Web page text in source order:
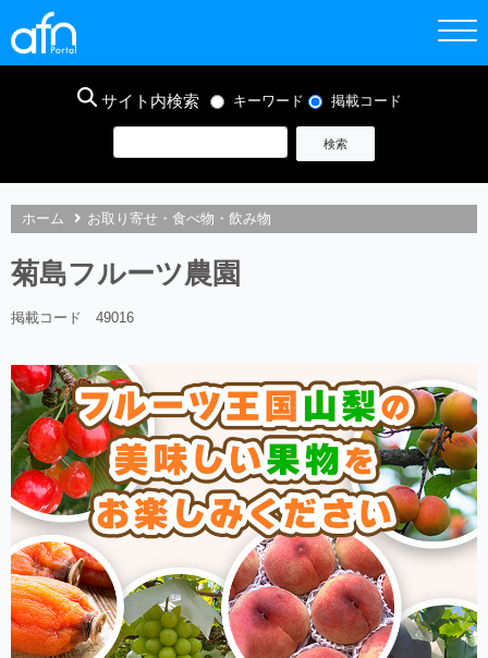
サイト内検索 キーワード 掲載コード
ホーム お取り寄せ・食べ物・飲み物
菊島フルーツ農園
掲載コード 49016